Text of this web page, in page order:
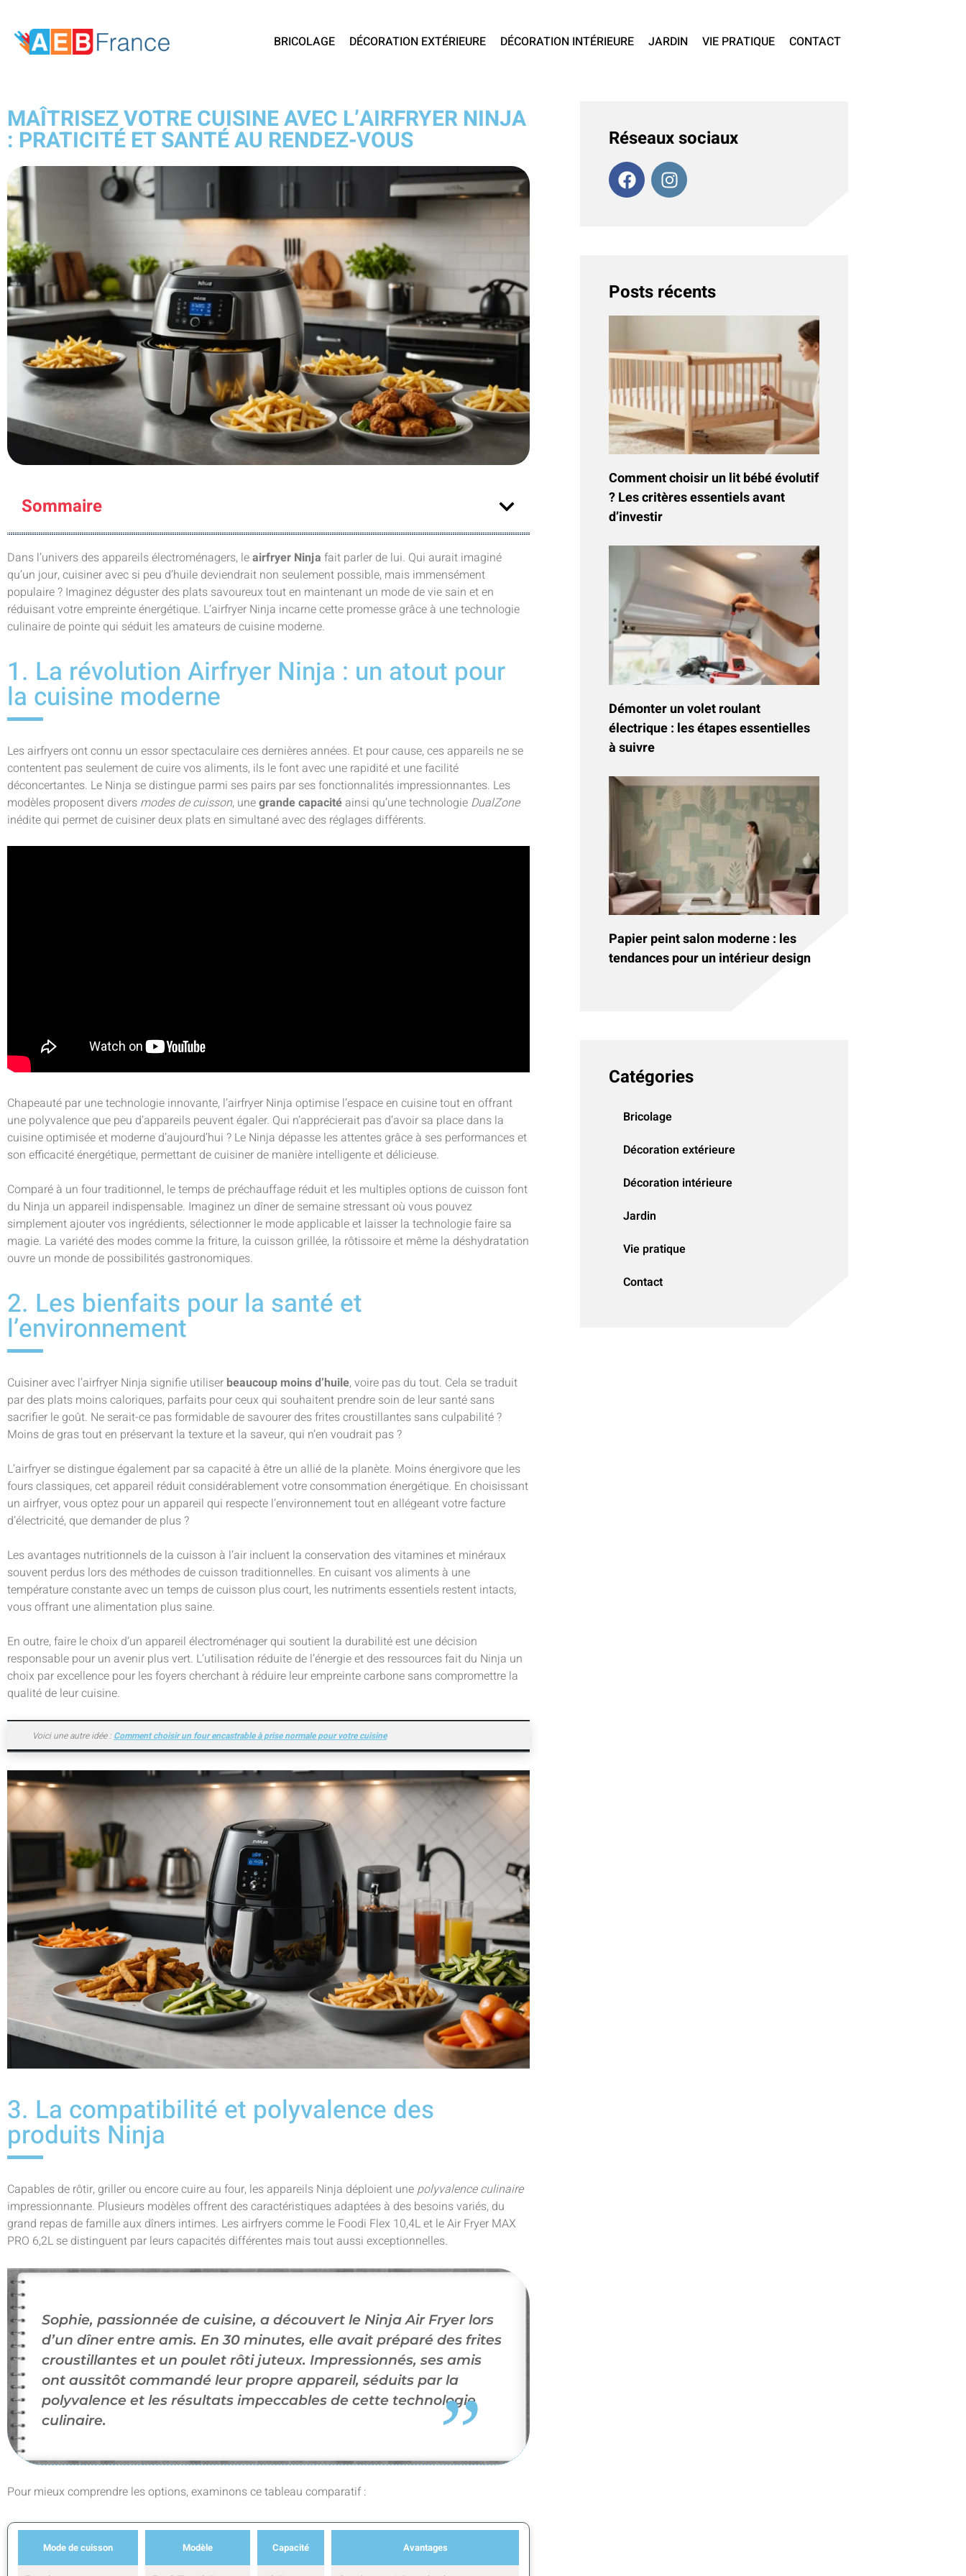
BRICOLAGE DÉCORATION EXTÉRIEURE DÉCORATION INTÉRIEURE JARDIN VIE PRATIQUE CONTACT
MAÎTRISEZ VOTRE CUISINE AVEC L’AIRFRYER NINJA
: PRATICITÉ ET SANTÉ AU RENDEZ-VOUS
Sommaire
Dans l’univers des appareils électroménagers, leairfryer Ninja fait parler de lui. Qui aurait imaginé
qu’un jour, cuisiner avec si peu d’huile deviendrait non seulement possible, mais immensément
populaire ? Imaginez déguster des plats savoureux tout en maintenant un mode de vie sain et en
réduisant votre empreinte énergétique. L’airfryer Ninja incarne cette promesse grâce à une technologie
culinaire de pointe qui séduit les amateurs de cuisine moderne.
1. La révolution Airfryer Ninja : un atout pour
la cuisine moderne
Les airfryers ont connu un essor spectaculaire ces dernières années. Et pour cause, ces appareils ne se
contentent pas seulement de cuire vos aliments, ils le font avec une rapidité et une facilité
déconcertantes. Le Ninja se distingue parmi ses pairs par ses fonctionnalités impressionnantes. Les
modèles proposent divers modes de cuisson, unegrande capacité ainsi qu’une technologie DualZone
inédite qui permet de cuisiner deux plats en simultané avec des réglages différents.
Chapeauté par une technologie innovante, l’airfryer Ninja optimise l’espace en cuisine tout en offrant
une polyvalence que peu d’appareils peuvent égaler. Qui n’apprécierait pas d’avoir sa place dans la
cuisine optimisée et moderne d’aujourd’hui ? Le Ninja dépasse les attentes grâce à ses performances et
son efficacité énergétique, permettant de cuisiner de manière intelligente et délicieuse.
Comparé à un four traditionnel, le temps de préchauffage réduit et les multiples options de cuisson font
du Ninja un appareil indispensable. Imaginez un dîner de semaine stressant où vous pouvez
simplement ajouter vos ingrédients, sélectionner le mode applicable et laisser la technologie faire sa
magie. La variété des modes comme la friture, la cuisson grillée, la rôtissoire et même la déshydratation
ouvre un monde de possibilités gastronomiques.
2. Les bienfaits pour la santé et
l’environnement
Cuisiner avec l’airfryer Ninja signifie utiliser beaucoup moins d’huile, voire pas du tout. Cela se traduit
par des plats moins caloriques, parfaits pour ceux qui souhaitent prendre soin de leur santé sans
sacrifier le goût. Ne serait-ce pas formidable de savourer des frites croustillantes sans culpabilité ?
Moins de gras tout en préservant la texture et la saveur, qui n’en voudrait pas ?
L’airfryer se distingue également par sa capacité à être un allié de la planète. Moins énergivore que les
fours classiques, cet appareil réduit considérablement votre consommation énergétique. En choisissant
un airfryer, vous optez pour un appareil qui respecte l’environnement tout en allégeant votre facture
d’électricité, que demander de plus ?
Les avantages nutritionnels de la cuisson à l’air incluent la conservation des vitamines et minéraux
souvent perdus lors des méthodes de cuisson traditionnelles. En cuisant vos aliments à une
température constante avec un temps de cuisson plus court, les nutriments essentiels restent intacts,
vous offrant une alimentation plus saine.
En outre, faire le choix d’un appareil électroménager qui soutient la durabilité est une décision
responsable pour un avenir plus vert. L’utilisation réduite de l’énergie et des ressources fait du Ninja un
choix par excellence pour les foyers cherchant à réduire leur empreinte carbone sans compromettre la
qualité de leur cuisine.
Voici une autre idée : Comment choisir un four encastrable à prise normale pour votre cuisine
3. La compatibilité et polyvalence des
produits Ninja
Capables de rôtir, griller ou encore cuire au four, les appareils Ninja déploient unepolyvalence culinaire
impressionnante. Plusieurs modèles offrent des caractéristiques adaptées à des besoins variés, du
grand repas de famille aux dîners intimes. Les airfryers comme le Foodi Flex 10,4L et le Air Fryer MAX
PRO 6,2L se distinguent par leurs capacités différentes mais tout aussi exceptionnelles.
Sophie, passionnée de cuisine, a découvert le Ninja Air Fryer lors
d’un dîner entre amis. En 30 minutes, elle avait préparé des frites
croustillantes et un poulet rôti juteux. Impressionnés, ses amis
ont aussitôt commandé leur propre appareil, séduits par la
polyvalence et les résultats impeccables de cette technologie
culinaire.
Pour mieux comprendre les options, examinons ce tableau comparatif :
Mode de cuisson Modèle Capacité Avantages
Réseaux sociaux
Posts récents
Comment choisir un lit bébé évolutif
? Les critères essentiels avant
d’investir
Démonter un volet roulant
électrique : les étapes essentielles
à suivre
Papier peint salon moderne : les
tendances pour un intérieur design
Catégories
Bricolage
Décoration extérieure
Décoration intérieure
Jardin
Vie pratique
Contact